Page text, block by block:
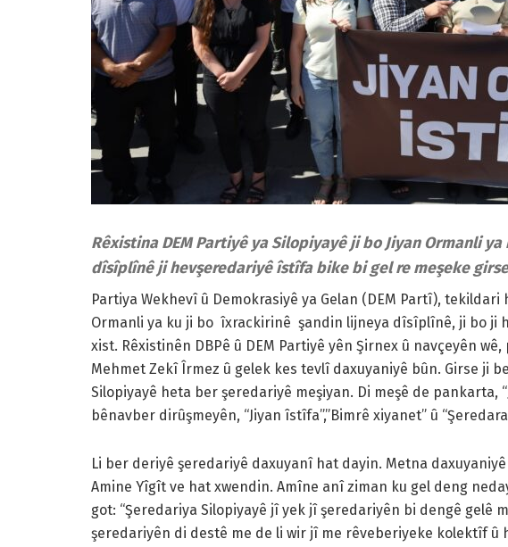
Rêxistina DEM Partiyê ya Silopiyayê ji bo Jiyan Ormanli
dîsîplînê ji hevşeredariyê îstîfa bike bi gel re meşeke
Partiya Wekhevî û Demokrasiyê ya Gelan (DEM Partî), tekildari
Ormanli ya ku ji bo îxrackirinê şandin lijneya dîsîplînê, ji bo ji
xist. Rêxistinên DBPê û DEM Partiyê yên Şirnex û navçeyên
Mehmet Zekî Îrmez û gelek kes tevlî daxuyaniyê bûn. Girse ji
Silopiyayê heta ber şeredariyê meşiyan. Di meşê de pankarta,
bênavber dirûşmeyên, “Jiyan îstîfa”,”Bimrê xiyanet” û
Li ber deriyê şeredariyê daxuyanî hat dayin. Metna
Amine Yîgît ve hat xwendin. Amîne anî ziman ku gel deng
got: “Şeredariya Silopiyayê jî yek jî şeredariyên bi dengê gelê
şeredariyên di destê me de li wir jî me rêveberiyeke kolektîf û